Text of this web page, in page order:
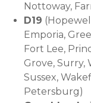
Nottoway,
D19
Emporia,
Fort Lee,
Grove, Surry,
Sussex,
Petersburg)